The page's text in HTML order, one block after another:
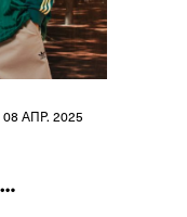
08 АПР. 2025